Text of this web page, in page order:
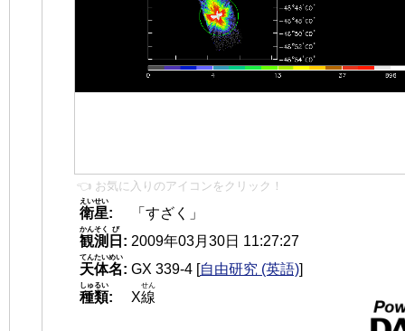
👈 お気に入りのアイコンをクリック！
衛星
えいせい
:
「すざく」
観測
かんそく
日
び
: 2009年03月30日 11:27:27
天体名
てんたいめい
: GX 339-4 [自由研究 (英語)]
種類
しゅるい
: X線
せん